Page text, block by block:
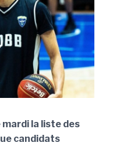
mardi la liste des
candidats